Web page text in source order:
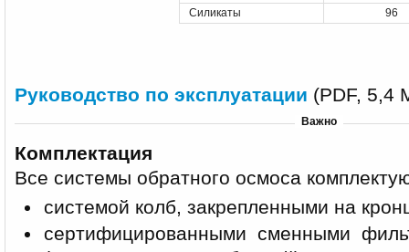
Силикаты
96
Руководство по эксплуатации (PDF, 5,4
Важно
Комплектация
Все системы обратного осмоса
системой колб, закрепленными на
сертифицированными сменными